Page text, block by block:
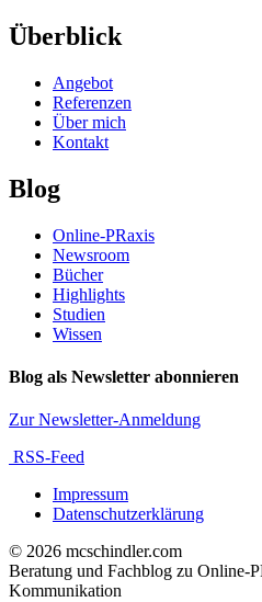
Überblick
Angebot
Referenzen
Über mich
Kontakt
Blog
Online-PRaxis
Newsroom
Bücher
Highlights
Studien
Wissen
Blog als Newsletter abonnieren
Zur Newsletter-Anmeldung
RSS-Feed
Impressum
Datenschutzerklärung
© 2026 mcschindler.com
Beratung und Fachblog zu Online-
Kommunikation